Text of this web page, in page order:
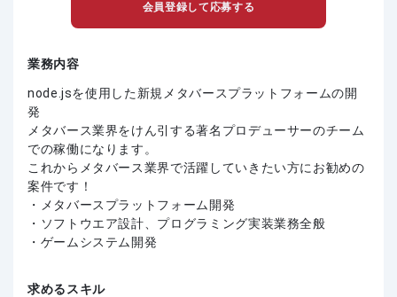
会員登録して応募する
業務内容
node.jsを使用した新規メタバースプラットフォームの開
発
メタバース業界をけん引する著名プロデューサーのチーム
での稼働になります。
これからメタバース業界で活躍していきたい方にお勧めの
案件です！
・メタバースプラットフォーム開発
・ソフトウエア設計、プログラミング実装業務全般
・ゲームシステム開発
求めるスキル